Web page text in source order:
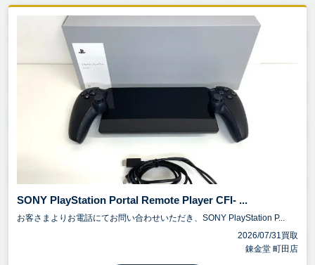
SONY PlayStation Portal Remote Player CFI- ...
お客さまよりお電話にてお問い合わせいただき、SONY PlayStation P...
2026/07/31買取
錬金堂 町田店